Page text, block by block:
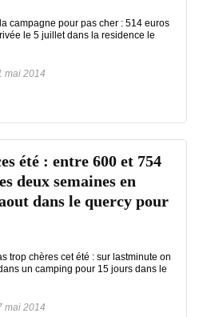
campagne pour pas cher : 514 euros
le 5 juillet dans la residence le
mai 2014
été : entre 600 et 754
deux semaines en
dans le quercy pour
trop chères cet été : sur lastminute on
un camping pour 15 jours dans le
mai 2014